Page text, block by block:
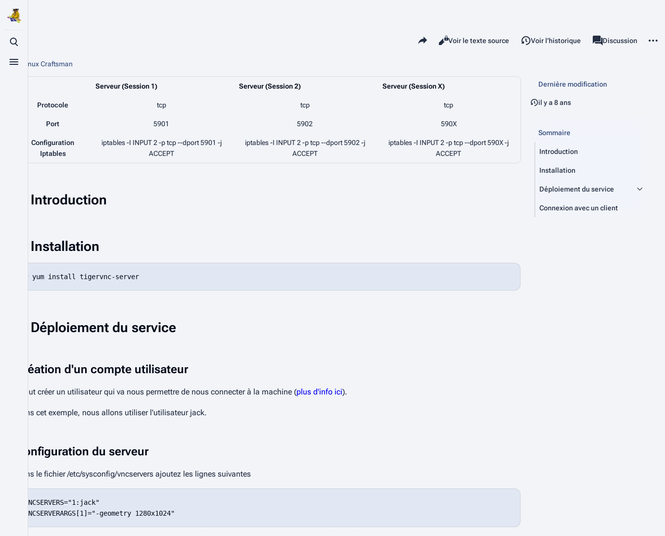
Basculer la recherche
Basculer le menu
Vnc
De The Linux Craftsman
Partager cette page
Affichages
Lire
Voir le texte source Voir l’historique associated-pages
Page
Discussion
Serveur (Session 1) Serveur (Session 2) Serveur (Session X)
Protocole tcp tcp tcp
Port 5901 5902 590X
Configuration
Iptables
iptables -I INPUT 2 -p tcp --dport 5901 -j
ACCEPT
iptables -I INPUT 2 -p tcp --dport 5902 -j
ACCEPT
iptables -I INPUT 2 -p tcp --dport 590X -j
ACCEPT
Introduction
Installation
Déploiement du service
Création d'un compte utilisateur
Il faut créer un utilisateur qui va nous permettre de nous connecter à la machine (plus d'info ici).
Dans cet exemple, nous allons utiliser l'utilisateur jack.
Configuration du serveur
Dans le fichier/etc/sysconfig/vncservers ajoutez les lignes suivantes
VNCSERVERS="1:jack"
Dernière modification
il y a 8 ans
Sommaire
Introduction
Installation
Déploiement du service
Connexion avec un client